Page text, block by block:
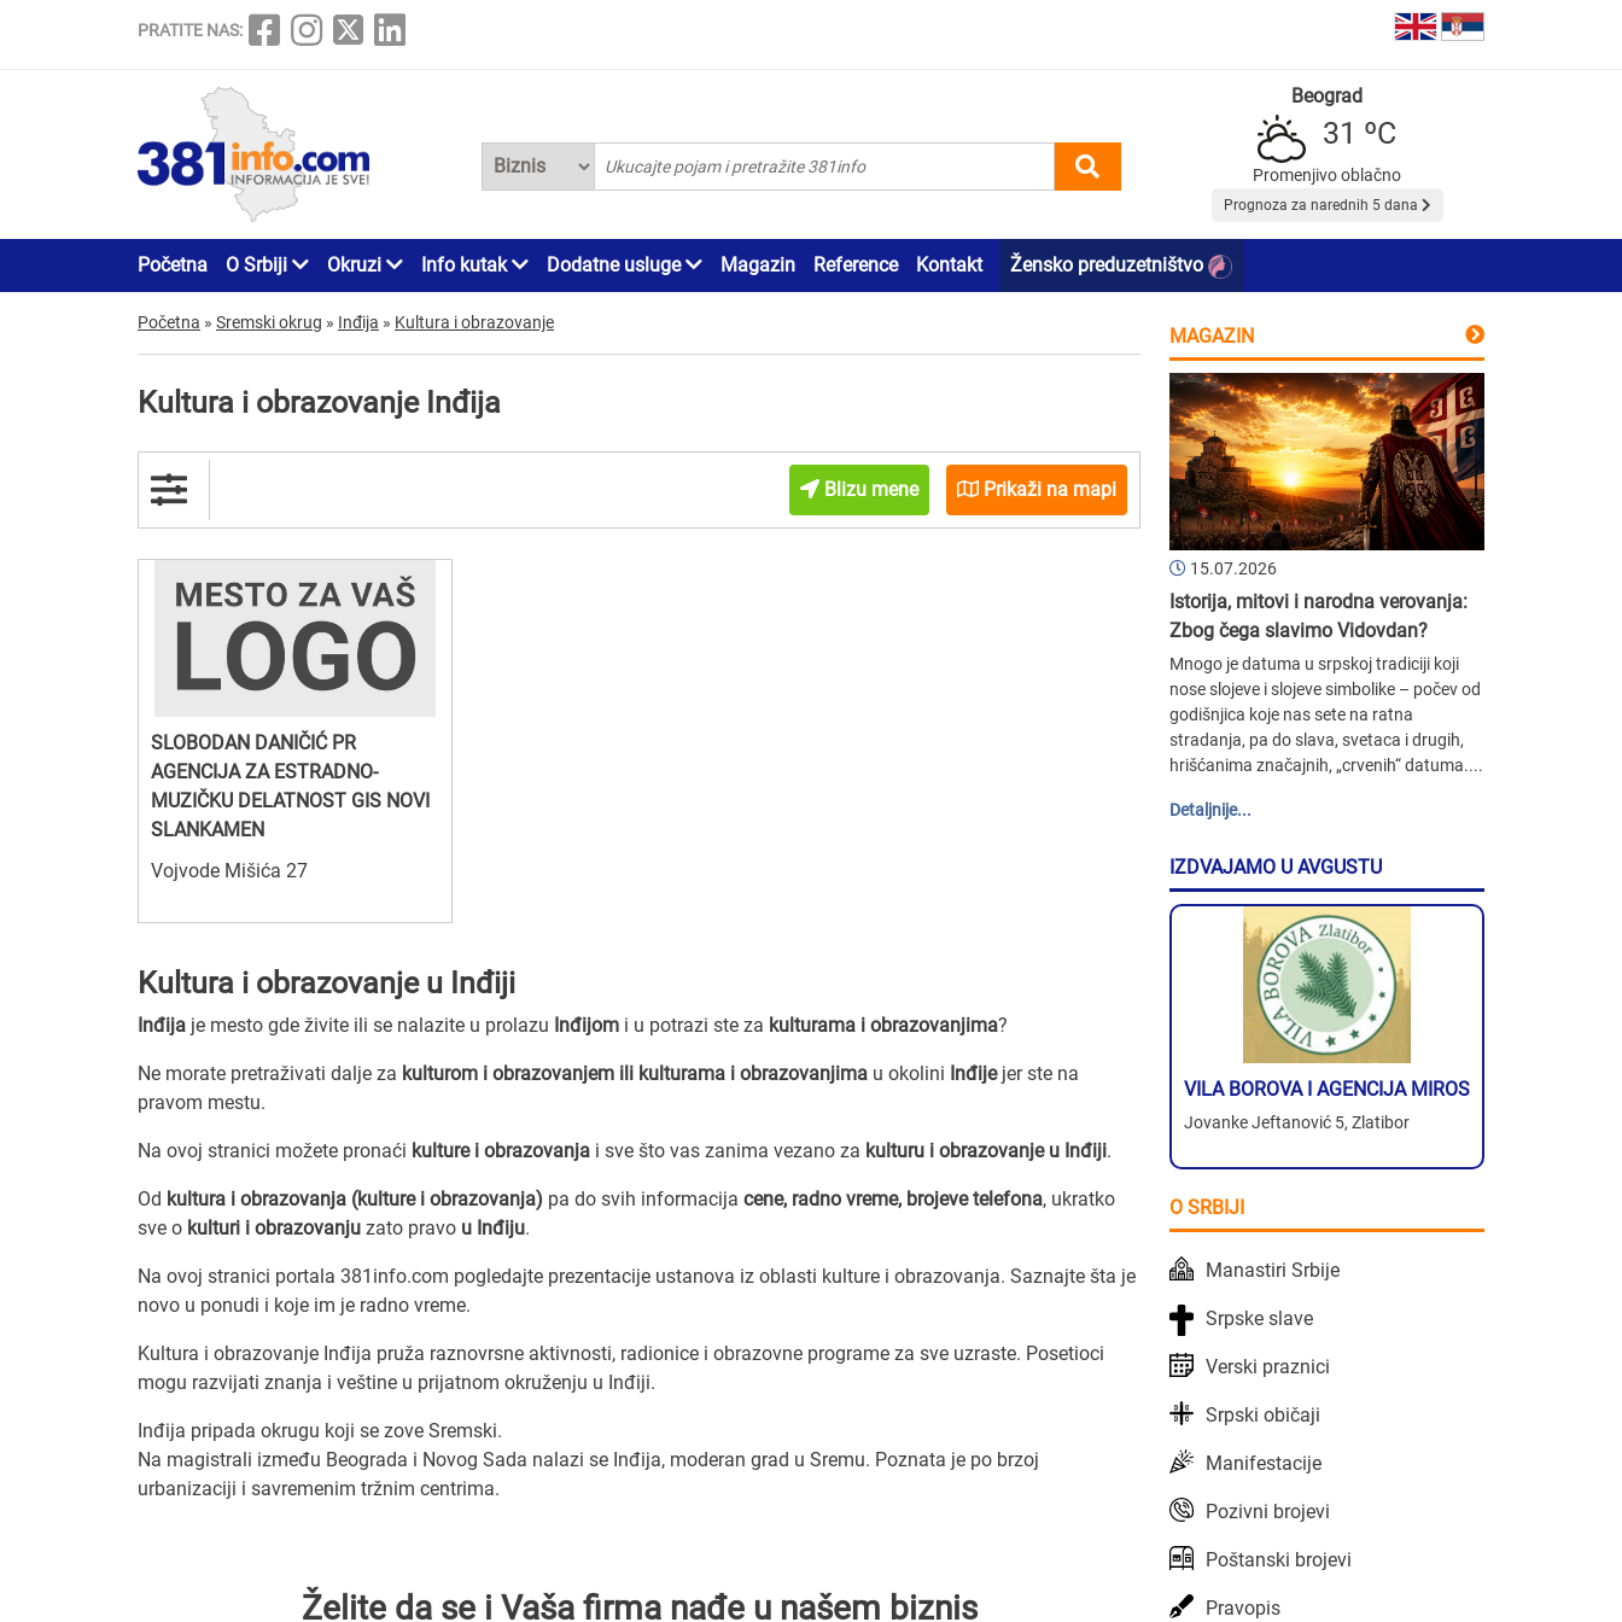
PRATITE NAS:
Beograd
31 ºC
Promenjivo oblačno
Prognoza za narednih 5 dana
Početna O Srbiji Okruzi Info kutak Dodatne usluge Magazin Reference Kontakt Žensko preduzetništvo
Početna » Sremski okrug » Inđija » Kultura i obrazovanje
Kultura i obrazovanje Inđija
Blizu mene Prikaži na mapi
SLOBODAN DANIČIĆ PR
AGENCIJA ZA ESTRADNO-
MUZIČKU DELATNOST GIS NOVI
SLANKAMEN
Vojvode Mišića 27
Kultura i obrazovanje u Inđiji
Inđija je mesto gde živite ili se nalazite u prolazu Inđijom i u potrazi ste za kulturama i obrazovanjima?
Ne morate pretraživati dalje za kulturom i obrazovanjem ili kulturama i obrazovanjima u okolini Inđijejer ste na
pravom mestu.
Na ovoj stranici možete pronaći kulture i obrazovanja i sve što vas zanima vezano za kulturu i obrazovanje u Inđiji.
Od kultura i obrazovanja (kulture i obrazovanja) pa do svih informacija cene, radno vreme, brojeve telefona, ukratko
sve o kulturi i obrazovanju zato pravo u Inđiju.
Na ovoj stranici portala 381info.com pogledajte prezentacije ustanova iz oblasti kulture i obrazovanja. Saznajte šta je
novo u ponudi i koje im je radno vreme.
Kultura i obrazovanje Inđija pruža raznovrsne aktivnosti, radionice i obrazovne programe za sve uzraste. Posetioci
mogu razvijati znanja i veštine u prijatnom okruženju u Inđiji.
Inđija pripada okrugu koji se zove Sremski.
Na magistrali između Beograda i Novog Sada nalazi se Inđija, moderan grad u Sremu. Poznata je po brzoj
urbanizaciji i savremenim tržnim centrima.
Želite da se i Vaša firma nađe u našem biznis
MAGAZIN
15.07.2026
Istorija, mitovi i narodna verovanja:
Zbog čega slavimo Vidovdan?
Mnogo je datuma u srpskoj tradiciji koji
nose slojeve i slojeve simbolike – počev od
godišnjica koje nas sete na ratna
stradanja, pa do slava, svetaca i drugih,
hrišćanima značajnih, „crvenih“ datuma....
Detaljnije...
IZDVAJAMO U AVGUSTU
VILA BOROVA I AGENCIJA MIROS
Jovanke Jeftanović 5, Zlatibor
O SRBIJI
Manastiri Srbije
Srpske slave
Verski praznici
Srpski običaji
Manifestacije
Pozivni brojevi
Poštanski brojevi
Pravopis